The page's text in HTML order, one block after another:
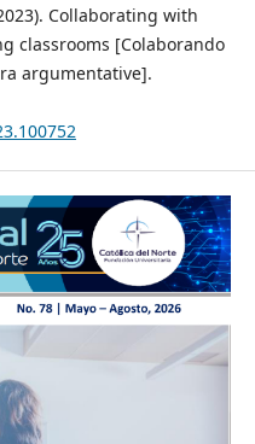
Collaborating with
classrooms [Colaborando
argumentative].